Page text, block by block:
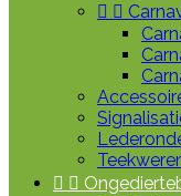
 
 